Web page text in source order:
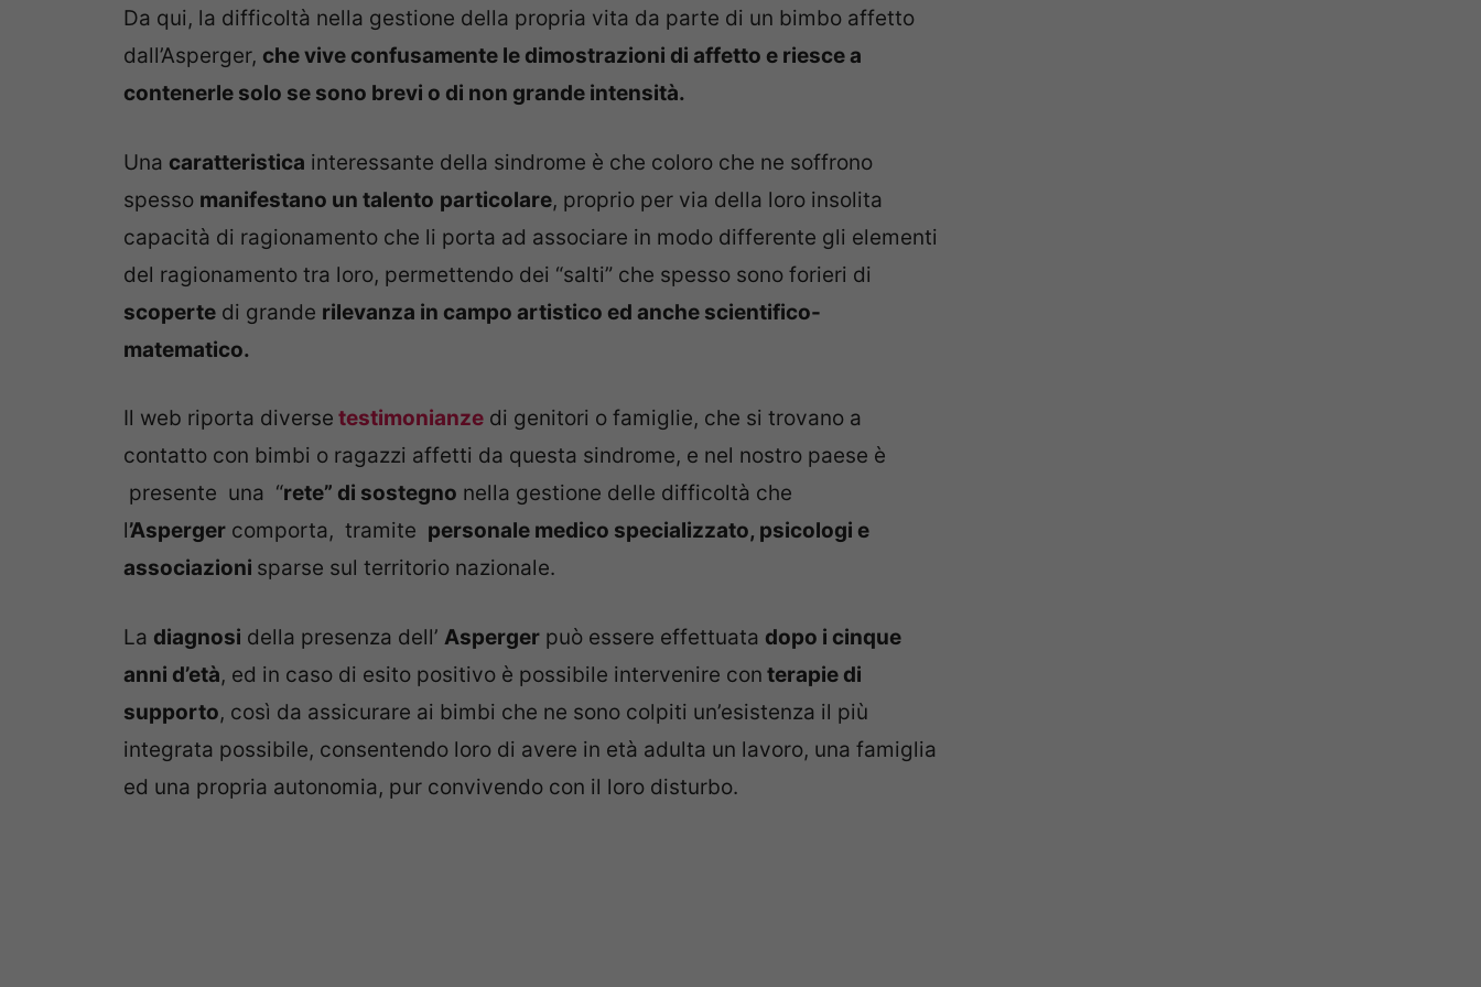
Da qui, la difficoltà nella gestione della propria vita da parte di un bimbo affetto
dall’Asperger, chevive confusamente le dimostrazioni di affetto e riesce a
contenerle solo se sono brevi o di non grande intensità.
Una caratteristica interessante della sindrome è che coloro che ne soffrono
spesso manifestano un talento particolare, proprio per via della loro insolita
capacità di ragionamento che li porta ad associare in modo differente gli elementi
del ragionamento tra loro, permettendo dei “salti” che spesso sono forieri di
scoperte di grande rilevanza in campo artistico ed anche scientifico-
matematico.
Il web riporta diverse testimonianze di genitori o famiglie, che si trovano a
contatto con bimbi o ragazzi affetti da questa sindrome, e nel nostro paese è
presente una “rete” di sostegno nella gestione delle difficoltà che
l’Asperger comporta, tramite personale medico specializzato, psicologi e
associazioni sparse sul territorio nazionale.
La diagnosi della presenza dell’ Asperger può essere effettuata dopo i cinque
anni d’età, ed in caso di esito positivo è possibile intervenire con terapie di
supporto, così da assicurare ai bimbi che ne sono colpiti un’esistenza il più
integrata possibile, consentendo loro di avere in età adulta un lavoro, una famiglia
ed una propria autonomia, pur convivendo con il loro disturbo.